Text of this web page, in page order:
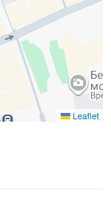
Leaflet